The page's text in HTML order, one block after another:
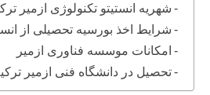
شهریه انستیتو تکنولوژی ازمیر
شرایط اخذ بورسیه تحصیلی از
امکانات موسسه فناوری ازمیر
تحصیل در دانشگاه فنی ازمیر